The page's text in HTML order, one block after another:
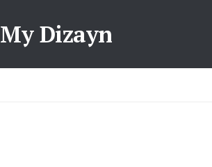
My Dizayn